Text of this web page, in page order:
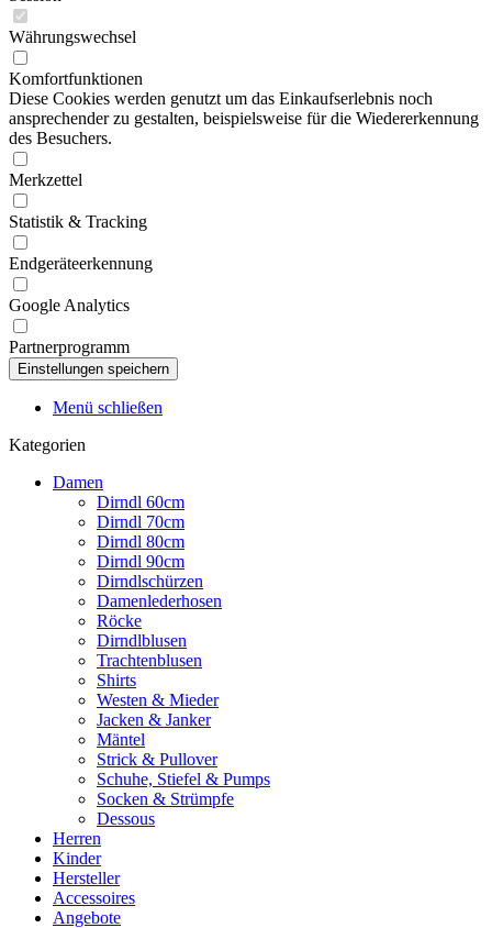
Währungswechsel
Komfortfunktionen
Diese Cookies werden genutzt um das Einkaufserlebnis noch
ansprechender zu gestalten, beispielsweise für die Wiedererkennung
des Besuchers.
Merkzettel
Statistik & Tracking
Endgeräteerkennung
Google Analytics
Partnerprogramm
Menü schließen
Kategorien
Damen
Dirndl 60cm
Dirndl 70cm
Dirndl 80cm
Dirndl 90cm
Dirndlschürzen
Damenlederhosen
Röcke
Dirndlblusen
Trachtenblusen
Shirts
Westen & Mieder
Jacken & Janker
Mäntel
Strick & Pullover
Schuhe, Stiefel & Pumps
Socken & Strümpfe
Dessous
Herren
Kinder
Hersteller
Accessoires
Angebote